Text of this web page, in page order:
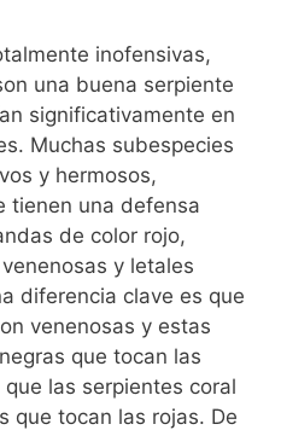
inofensivas,
una buena serpiente
significativamente en
Muchas subespecies
y hermosos,
tienen una defensa
de color rojo,
y letales
diferencia clave es que
venenosas y estas
que tocan las
las serpientes coral
que tocan las rojas. De